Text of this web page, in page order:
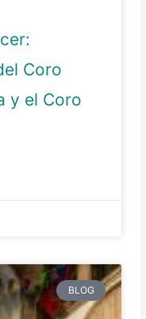
Coro
y el Coro
BLOG